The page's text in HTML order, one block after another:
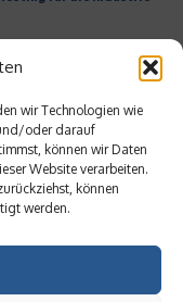
wir Technologien wie
oder darauf
können wir Daten
Website verarbeiten.
können
werden.